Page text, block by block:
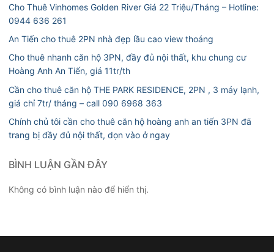
Cho Thuê Vinhomes Golden River Giá 22 Triệu/Tháng – Hotline:
0944 636 261
An Tiến cho thuê 2PN nhà đẹp lầu cao view thoáng
Cho thuê nhanh căn hộ 3PN, đầy đủ nội thất, khu chung cư
Hoàng Anh An Tiến, giá 11tr/th
Cần cho thuê căn hộ THE PARK RESIDENCE, 2PN , 3 máy lạnh,
giá chỉ 7tr/ tháng – call 090 6968 363
Chính chủ tôi cần cho thuê căn hộ hoàng anh an tiến 3PN đã
trang bị đầy đủ nội thất, dọn vào ở ngay
BÌNH LUẬN GẦN ĐÂY
Không có bình luận nào để hiển thị.